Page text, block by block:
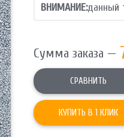
ВНИМАНИЕ:данный
Сумма заказа —
СРАВНИТЬ
КУПИТЬ В 1 КЛИК